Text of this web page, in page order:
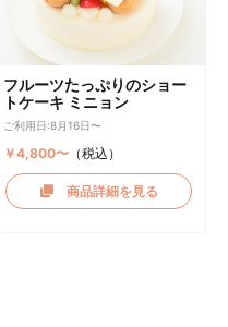
フルーツたっぷりのショー
トケーキ ミニョン
ご利用日:8月16日〜
￥4,800〜 （税込）
商品詳細を見る